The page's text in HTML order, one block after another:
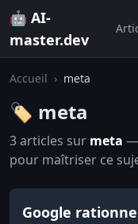
🤖 AI-
master.dev
Accueil › meta
🏷️ meta
3 articles sur meta —
pour maîtriser ce
Google